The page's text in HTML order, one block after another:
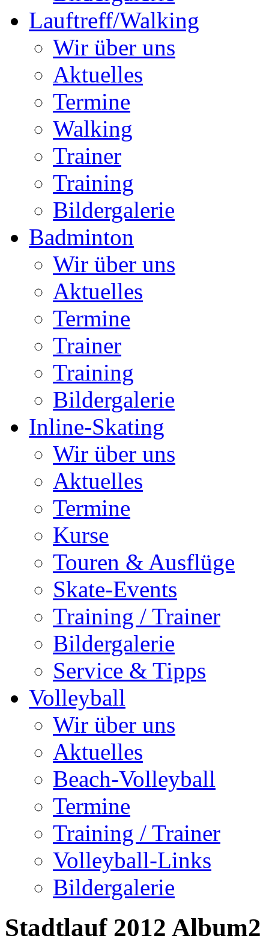
Lauftreff/Walking
Wir über uns
Aktuelles
Termine
Walking
Trainer
Training
Bildergalerie
Badminton
Wir über uns
Aktuelles
Termine
Trainer
Training
Bildergalerie
Inline-Skating
Wir über uns
Aktuelles
Termine
Kurse
Touren & Ausflüge
Skate-Events
Training / Trainer
Bildergalerie
Service & Tipps
Volleyball
Wir über uns
Aktuelles
Beach-Volleyball
Termine
Training / Trainer
Volleyball-Links
Bildergalerie
Stadtlauf 2012 Album2